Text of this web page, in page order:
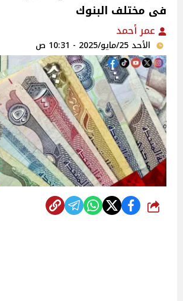
فى مختلف البنوك
عمر أحمد
الأحد 25/مايو/2025 - 10:31 ص
شارك